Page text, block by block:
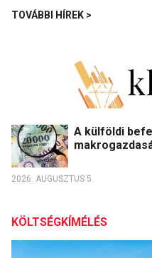
TOVÁBBI HÍREK >
A külföldi
2026. AUGUSZTUS 5.
KÖLTSÉGKÍMÉLÉS